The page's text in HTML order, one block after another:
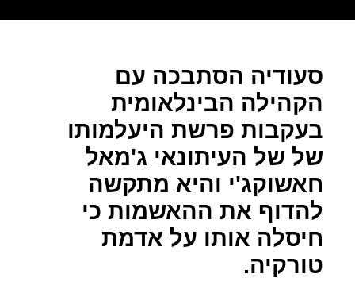
סעודיה הסתבכה עם
הקהילה הבינלאומית
בעקבות פרשת היעלמותו
של של העיתונאי ג'מאל
חאשוקג'י והיא מתקשה
להדוף את ההאשמות כי
חיסלה אותו על אדמת
טורקיה.